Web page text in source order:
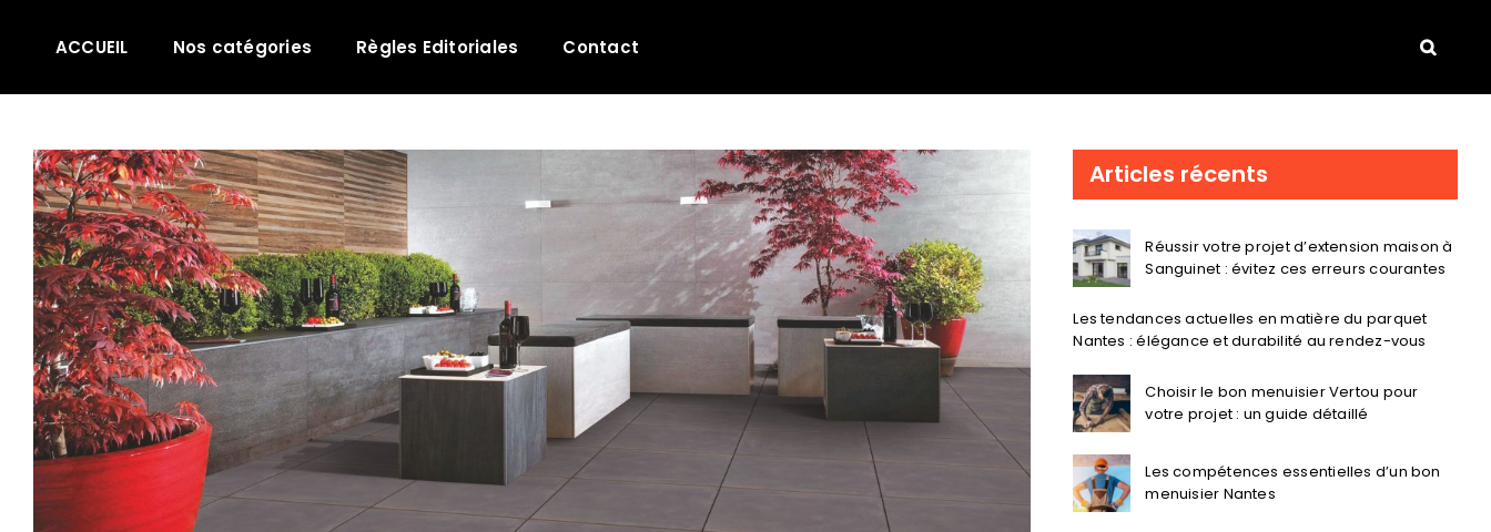
ACCUEIL Nos catégories Règles Editoriales Contact
Voir
l'image
agrandie
Articles récents
Réussir votre projet d’extension maison à
Sanguinet : évitez ces erreurs courantes
Les tendances actuelles en matière du parquet
Nantes : élégance et durabilité au rendez-vous
Choisir le bon menuisier Vertou pour
votre projet : un guide détaillé
Les compétences essentielles d’un bon
menuisier Nantes